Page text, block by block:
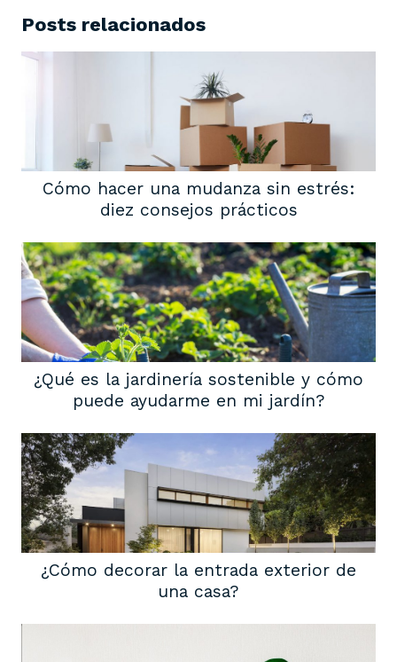
Posts relacionados
Cómo hacer una mudanza sin estrés:
diez consejos prácticos
¿Qué es la jardinería sostenible y cómo
puede ayudarme en mi jardín?
¿Cómo decorar la entrada exterior de
una casa?